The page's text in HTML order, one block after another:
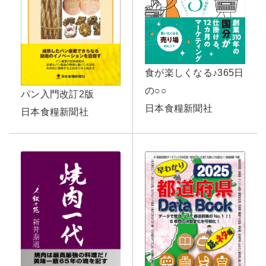
パン入門改訂2版
日本食糧新聞社
食が楽しくなる♪365日
の○○
日本食糧新聞社